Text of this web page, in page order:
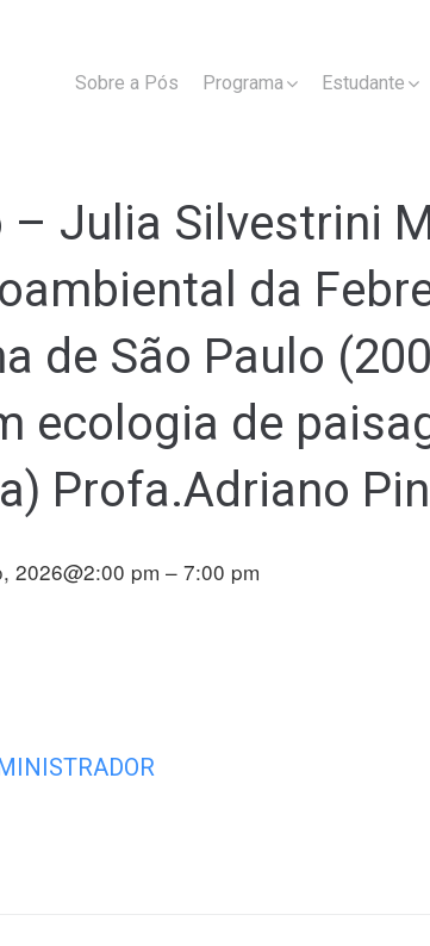
Sobre a Pós Programa Estudante
– Julia Silvestrini
da
de São Paulo
ecologia de
Profa.Adriano
2026@2:00 pm – 7:00 pm